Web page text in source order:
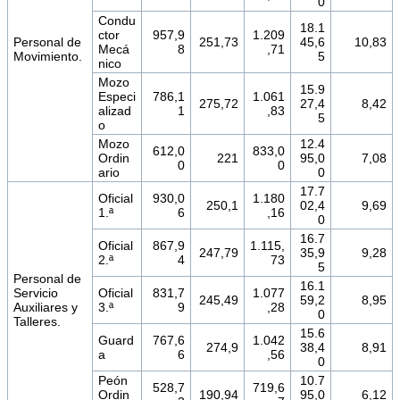
Personal de
Movimiento.
Condu
ctor
Mecá
nico
957,9
8
251,73
1.209
,71
18.1
45,6
5
10,83
Mozo
Especi
alizad
o
786,1
1
275,72
1.061
,83
15.9
27,4
5
8,42
Mozo
Ordin
ario
612,0
0
221
833,0
0
12.4
95,0
0
7,08
Personal de
Servicio
Auxiliares y
Talleres.
Oficial
1.ª
930,0
6
250,1
1.180
,16
17.7
02,4
0
9,69
Oficial
2.ª
867,9
4
247,79
1.115,
73
16.7
35,9
5
9,28
Oficial
3.ª
831,7
9
245,49
1.077
,28
16.1
59,2
0
8,95
Guard
a
767,6
6
274,9
1.042
,56
15.6
38,4
0
8,91
Peón
Ordin
528,7
190,94
719,6
10.7
95,0
6,12